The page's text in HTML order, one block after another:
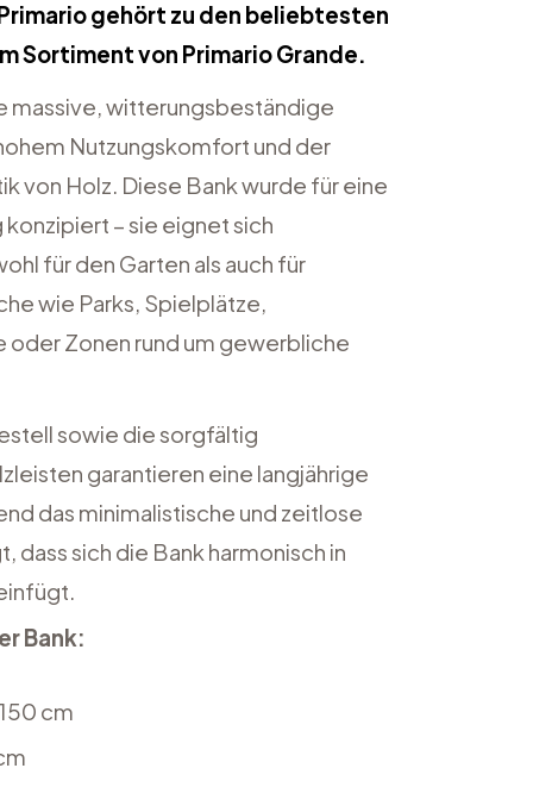
gehört zu den beliebtesten
Sortiment von Primario Grande.
massive, witterungsbeständige
Nutzungskomfort und der
von Holz. Diese Bank wurde für eine
– sie eignet sich
für den Garten als auch für
wie Parks, Spielplätze,
Zonen rund um gewerbliche
sowie die sorgfältig
garantieren eine langjährige
das minimalistische und zeitlose
dass sich die Bank harmonisch in
Bank:
cm